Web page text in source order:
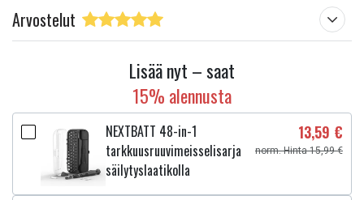
Arvostelut
Lisää nyt – saat
15% alennusta
NEXTBATT 48-in-1
tarkkuusruuvimeisselisarja
säilytyslaatikolla
13,59 €
norm. Hinta 15,99 €